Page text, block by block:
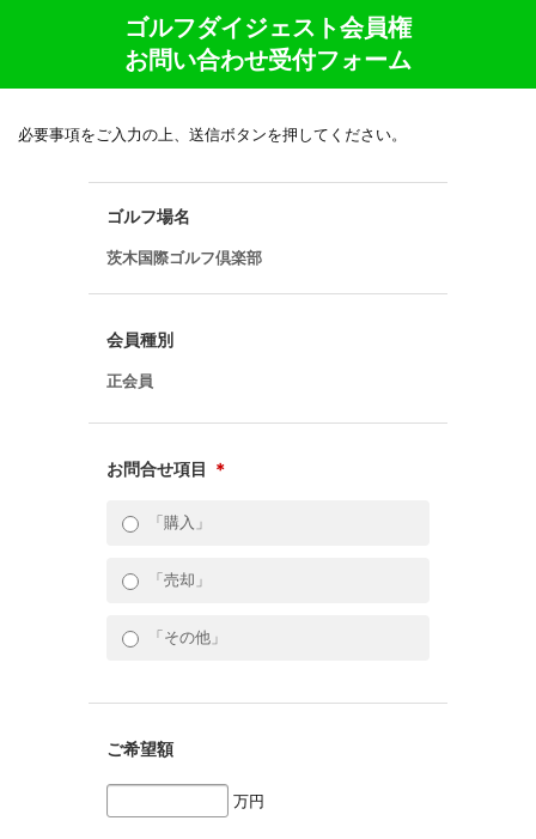
ゴルフダイジェスト会員権
お問い合わせ受付フォーム
必要事項をご入力の上、送信ボタンを押してください。
ゴルフ場名
茨木国際ゴルフ倶楽部
会員種別
正会員
お問合せ項目 ＊
「購入」
「売却」
「その他」
ご希望額
万円